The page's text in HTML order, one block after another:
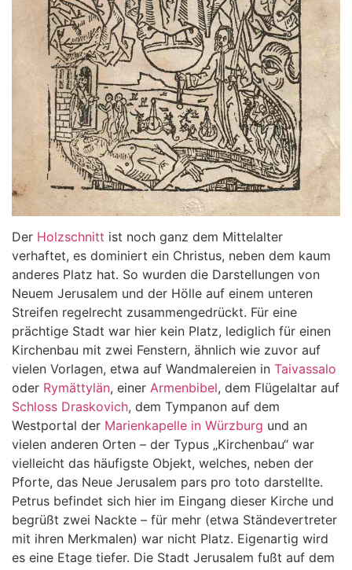
Der Holzschnitt ist noch ganz dem Mittelalter
verhaftet, es dominiert ein Christus, neben dem kaum
anderes Platz hat. So wurden die Darstellungen von
Neuem Jerusalem und der Hölle auf einem unteren
Streifen regelrecht zusammengedrückt. Für eine
prächtige Stadt war hier kein Platz, lediglich für einen
Kirchenbau mit zwei Fenstern, ähnlich wie zuvor auf
vielen Vorlagen, etwa auf Wandmalereien in Taivassalo
oder Rymättylän, einer Armenbibel, dem Flügelaltar auf
Schloss Draskovich, dem Tympanon auf dem
Westportal der Marienkapelle in Würzburg und an
vielen anderen Orten – der Typus „Kirchenbau“ war
vielleicht das häufigste Objekt, welches, neben der
Pforte, das Neue Jerusalem pars pro toto darstellte.
Petrus befindet sich hier im Eingang dieser Kirche und
begrüßt zwei Nackte – für mehr (etwa Ständevertreter
mit ihren Merkmalen) war nicht Platz. Eigenartig wird
es eine Etage tiefer. Die Stadt Jerusalem fußt auf dem